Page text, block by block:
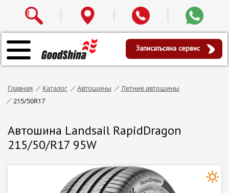
Записатьсяна сервис
Главная Каталог Автошины
Летние автошины
215/50R17
Автошина Landsail RapidDragon
215/50/R17 95W